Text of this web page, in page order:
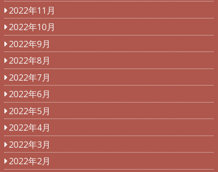
2022年11月
2022年10月
2022年9月
2022年8月
2022年7月
2022年6月
2022年5月
2022年4月
2022年3月
2022年2月